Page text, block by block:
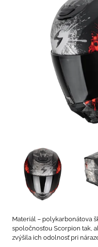
Materiál – polykarbonátova
spoločnosťou Scorpion tak,
zvýšila ich odolnosť pri